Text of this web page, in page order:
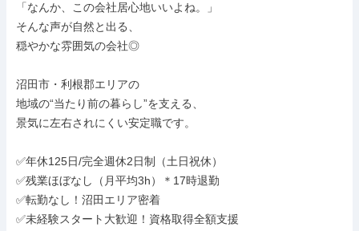
「なんか、この会社居心地いいよね。」
そんな声が自然と出る、
穏やかな雰囲気の会社◎
沼田市・利根郡エリアの
地域の“当たり前の暮らし”を支える、
景気に左右されにくい安定職です。
✅年休125日/完全週休2日制（土日祝休）
✅残業ほぼなし（月平均3h）＊17時退勤
✅転勤なし！沼田エリア密着
✅未経験スタート大歓迎！資格取得全額支援